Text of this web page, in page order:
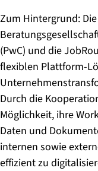
Zum Hintergrund:
(PwC) und die
flexiblen Plattform-
Durch die
Möglichkeit, ihre
Daten und
internen sowie
effizient zu